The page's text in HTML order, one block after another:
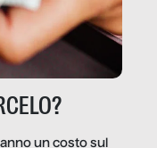
un costo sul